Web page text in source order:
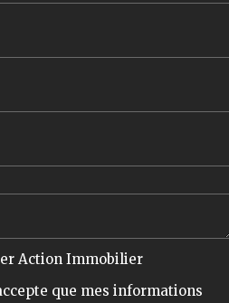
Action Immobilier
que mes informations